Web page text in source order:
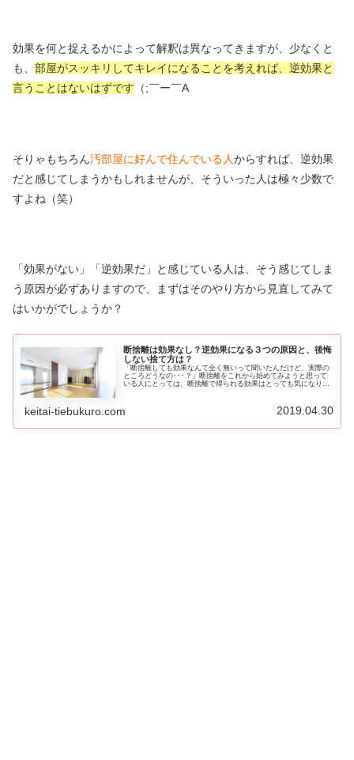
効果を何と捉えるかによって解釈は異なってきますが、少なくと
も、 部屋がスッキリしてキレイになることを考えれば、逆効果と
言うことはないはずです （;￣ー￣A
そりゃもちろん汚部屋に好んで住んでいる人からすれば、逆効果
だと感じてしまうかもしれませんが、そういった人は極々少数で
すよね（笑）
「効果がない」「逆効果だ」と感じている人は、そう感じてしま
う原因が必ずありますので、まずはそのやり方から見直してみて
はいかがでしょうか？
断捨離は効果なし？逆効果になる３つの原因と、後悔
しない捨て方は？
「断捨離しても効果なんて全く無いって聞いたんだけど、実際の
ところどうなの･･･？」断捨離をこれから始めてみようと思って
いる人にとっては、断捨離で得られる効果はとっても気になりま
keitai-tiebukuro.com 2019.04.30